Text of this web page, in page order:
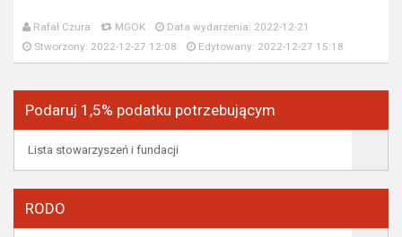
Rafał Czura MGOK
Data wydarzenia: 2022-12-21
Stworzony: 2022-12-27 12:08
Edytowany: 2022-12-27 15:18
Podaruj 1,5% podatku potrzebującym
Lista stowarzyszeń i fundacji
RODO